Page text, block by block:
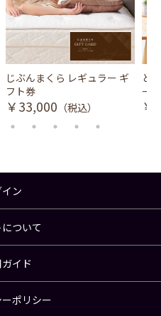
じぶんまくら レギュラー ギ
フト券
￥33,000 （税込）
と
ース
￥
ン
ついて
イド
ポリシー